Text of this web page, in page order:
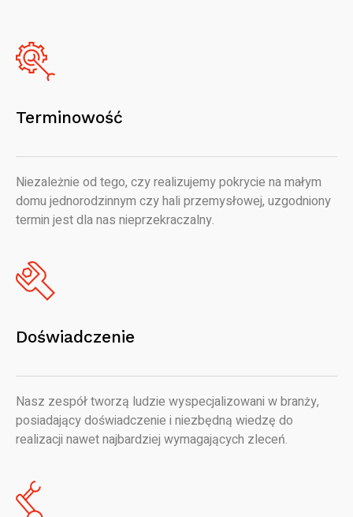
Terminowość
Niezależnie od tego, czy realizujemy pokrycie na małym
domu jednorodzinnym czy hali przemysłowej, uzgodniony
termin jest dla nas nieprzekraczalny.
Doświadczenie
Nasz zespół tworzą ludzie wyspecjalizowani w branży,
posiadający doświadczenie i niezbędną wiedzę do
realizacji nawet najbardziej wymagających zleceń.